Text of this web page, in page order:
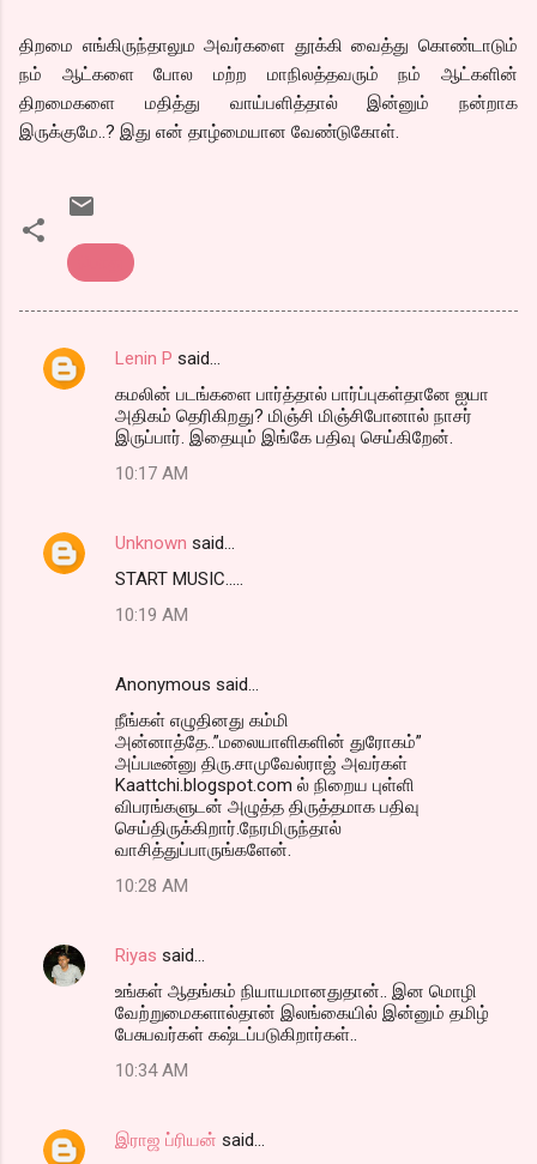
திறமை எங்கிருந்தாலும அவர்களை தூக்கி வைத்து கொண்டாடும்
நம் ஆட்களை போல மற்ற மாநிலத்தவரும் நம் ஆட்களின்
திறமைகளை மதித்து வாய்பளித்தால் இன்னும் நன்றாக
இருக்குமே..? இது என் தாழ்மையான வேண்டுகோள்.
C
n
t
Lenin P said…
கமலின் படங்களை பார்த்தால் பார்ப்புகள்தானே ஐயா
அதிகம் தெரிகிறது? மிஞ்சி மிஞ்சிபோனால் நாசர்
இருப்பார். இதையும் இங்கே பதிவு செய்கிறேன்.
10:17 AM
Unknown said…
START MUSIC.....
10:19 AM
Anonymous said…
நீங்கள் எழுதினது கம்மி
அன்னாத்தே..”மலையாளிகளின் துரோகம்”
அப்படீன்னு திரு.சாமுவேல்ராஜ் அவர்கள்
Kaattchi.blogspot.com ல் நிறைய புள்ளி
விபரங்களுடன் அழுத்த திருத்தமாக பதிவு
செய்திருக்கிறார்.நேரமிருந்தால்
வாசித்துப்பாருங்களேன்.
10:28 AM
Riyas said…
உங்கள் ஆதங்கம் நியாயமானதுதான்.. இன மொழி
வேற்றுமைகளால்தான் இலங்கையில் இன்னும் தமிழ்
பேசுபவர்கள் கஷ்டப்படுகிறார்கள்..
10:34 AM
இராஜ ப்ரியன் said…